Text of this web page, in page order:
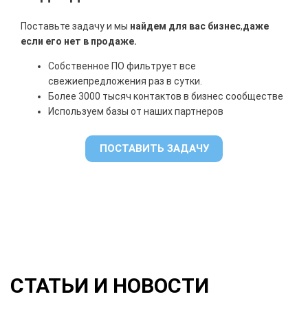
Поставьте задачу и мы найдем для вас бизнес,даже
если его нет в продаже.
Собственное ПО фильтрует все
свежиепредложения раз в сутки.
Более 3000 тысяч контактов в бизнес сообществе
Используем базы от наших партнеров
ПОСТАВИТЬ ЗАДАЧУ
СТАТЬИ И НОВОСТИ